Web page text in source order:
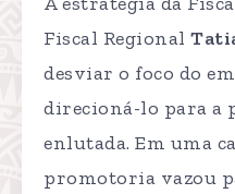
Fiscal Regional
desviar o foco do
direcioná-lo para
enlutada. Em uma
promotoria vazou